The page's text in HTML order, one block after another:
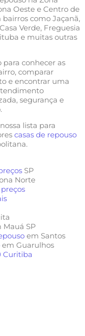
Oeste e Centro de
como Jaçanã,
Verde, Freguesia
e muitas outras
conhecer as
comparar
e encontrar uma
segurança e
lista para
casas de repouso
SP
Norte
Mauá SP
em Santos
em Guarulhos
Curitiba